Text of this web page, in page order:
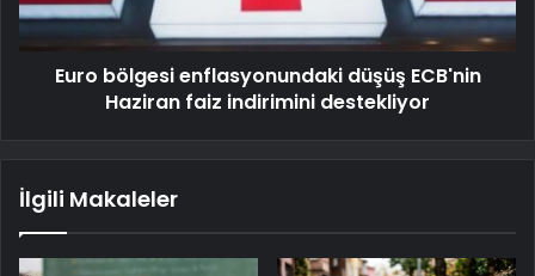
Euro bölgesi enflasyonundaki düşüş ECB'nin
Haziran faiz indirimini destekliyor
İlgili Makaleler